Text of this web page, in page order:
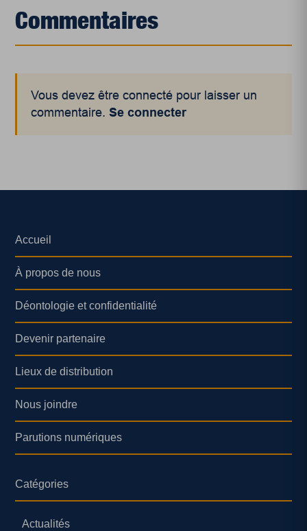
Commentaires
Vous devez être connecté pour laisser un
commentaire.Se connecter
Accueil
À propos de nous
Déontologie et confidentialité
Devenir partenaire
Lieux de distribution
Nous joindre
Parutions numériques
Catégories
Actualités